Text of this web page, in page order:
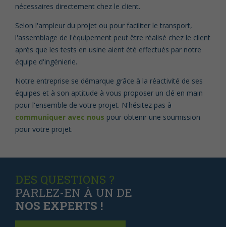
nécessaires directement chez le client.
Selon l'ampleur du projet ou pour faciliter le transport,
l'assemblage de l'équipement peut être réalisé chez le client
après que les tests en usine aient été effectués par notre
équipe d'ingénierie.
Notre entreprise se démarque grâce à la réactivité de ses
équipes et à son aptitude à vous proposer un clé en main
pour l'ensemble de votre projet. N'hésitez pas à
communiquer avec nous pour obtenir une soumission
pour votre projet.
DES QUESTIONS ?
PARLEZ-EN À UN DE
NOS EXPERTS !